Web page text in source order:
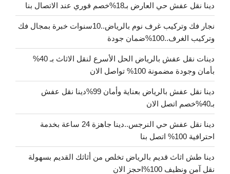
دينا نقل عفش حي العارض بـ18%خصم فوري عند الاتصال بنا
نجار فك وتركيب غرف نوم بالرياض..10سنوات خبرة بمجال فك
وتركيب الغرف..100%ضمان جودة
دينات نقل عفش بالرياض الحل الأسرع لنقل الاثاث بـ 40%
بأمان وجودة مضمونة 100% تواصل الان
دينا نقل عفش بالرياض بعناية وأمان 99%دينا نقل عفش
بـ40%خصم اتصل الان
دينا نقل عفش حي النرجس..دينا جاهزة 24 ساعة بخدمة
احترافية 100% اتصل بنا
دينا طش اثاث قديم بالرياض تخلص من أثاثك القديم بسهولة
نقل آمن ونظيف 100%احجز الان